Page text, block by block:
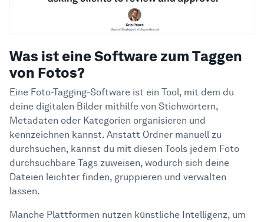
Was ist eine Software zum Taggen
von Fotos?
Eine Foto-Tagging-Software ist ein Tool, mit dem du
deine digitalen Bilder mithilfe von Stichwörtern,
Metadaten oder Kategorien organisieren und
kennzeichnen kannst. Anstatt Ordner manuell zu
durchsuchen, kannst du mit diesen Tools jedem Foto
durchsuchbare Tags zuweisen, wodurch sich deine
Dateien leichter finden, gruppieren und verwalten
lassen.
Manche Plattformen nutzen künstliche Intelligenz, um